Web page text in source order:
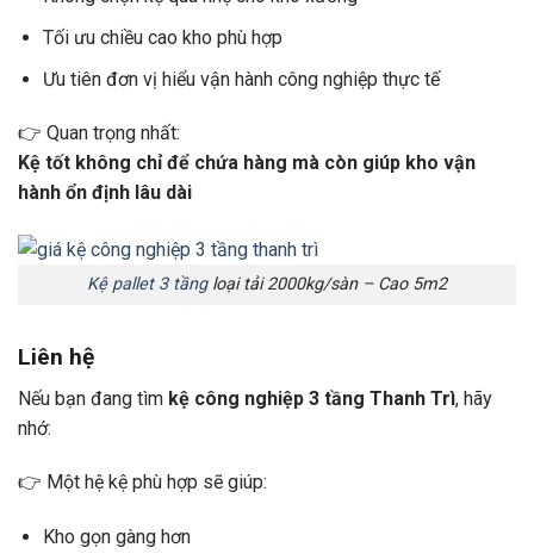
Tối ưu chiều cao kho phù hợp
Ưu tiên đơn vị hiểu vận hành công nghiệp thực tế
👉 Quan trọng nhất:
Kệ tốt không chỉ để chứa hàng mà còn giúp kho vận
hành ổn định lâu dài
Kệ pallet 3 tầngloại tải 2000kg/sàn – Cao 5m2
Liên hệ
Nếu bạn đang tìm kệ công nghiệp 3 tầng Thanh Trì, hãy
nhớ:
👉 Một hệ kệ phù hợp sẽ giúp:
Kho gọn gàng hơn